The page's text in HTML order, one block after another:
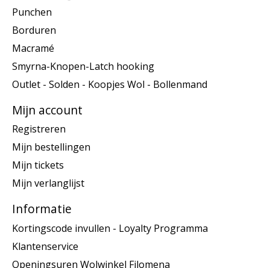
Punchen
Borduren
Macramé
Smyrna-Knopen-Latch hooking
Outlet - Solden - Koopjes Wol - Bollenmand
Mijn account
Registreren
Mijn bestellingen
Mijn tickets
Mijn verlanglijst
Informatie
Kortingscode invullen - Loyalty Programma
Klantenservice
Openingsuren Wolwinkel Filomena